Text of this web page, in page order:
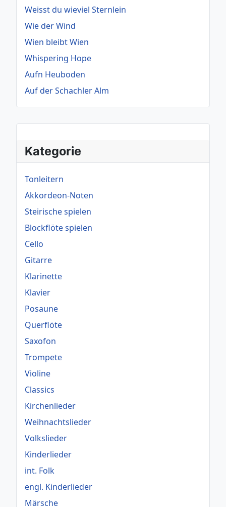
Kategorie
Tonleitern
Akkordeon-Noten
Steirische spielen
Blockflöte spielen
Cello
Gitarre
Klarinette
Klavier
Posaune
Querflöte
Saxofon
Trompete
Violine
Classics
Kirchenlieder
Weihnachtslieder
Volkslieder
Kinderlieder
int. Folk
engl. Kinderlieder
Märsche
Weisst du wieviel Sternlein
Wie der Wind
Wien bleibt Wien
Whispering Hope
Aufn Heuboden
Auf der Schachler Alm